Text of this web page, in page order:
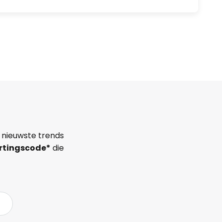
trends
die